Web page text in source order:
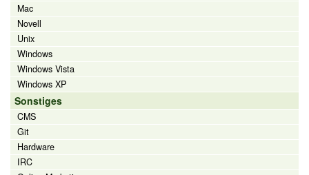
Mac
Novell
Unix
Windows
Windows Vista
Windows XP
Sonstiges
CMS
Git
Hardware
IRC